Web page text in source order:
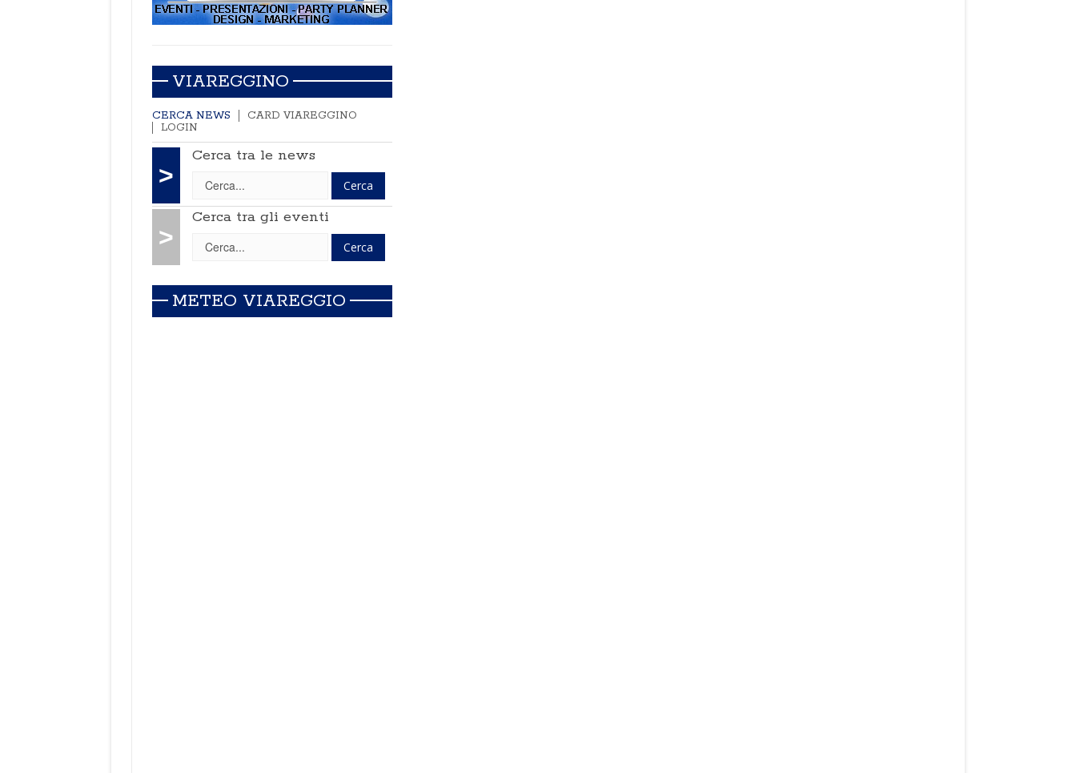
VIAREGGINO
CERCA NEWS
CARD VIAREGGINO
LOGIN
>
Cerca tra le news
>
Cerca tra gli eventi
METEO VIAREGGIO